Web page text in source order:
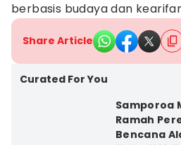
berbasis budaya dan
Share Article
Curated For You
Samporoa
Ramah
Bencana